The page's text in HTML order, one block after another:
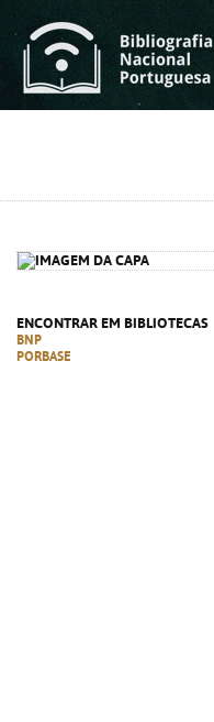
ENCONTRAR EM BIBLIOTECAS
BNP
PORBASE